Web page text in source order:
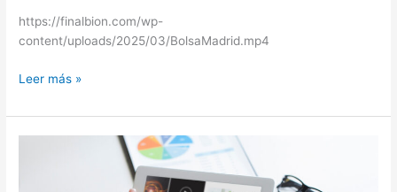
https://finalbion.com/wp-
content/uploads/2025/03/BolsaMadrid.mp4
Leer más »